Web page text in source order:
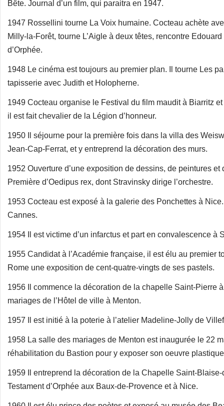
Bête. Journal d’un film, qui paraitra en 1947.
1947 Rossellini tourne La Voix humaine. Cocteau achète
Milly-la-Forêt, tourne L’Aigle à deux têtes, rencontre
d’Orphée.
1948 Le cinéma est toujours au premier plan. Il tourne Les
tapisserie avec Judith et Holopherne.
1949 Cocteau organise le Festival du film maudit à Biarritz
il est fait chevalier de la Légion d’honneur.
1950 Il séjourne pour la première fois dans la villa des
Jean-Cap-Ferrat, et y entreprend la décoration des murs.
1952 Ouverture d’une exposition de dessins, de peintures
Première d’Oedipus rex, dont Stravinsky dirige l’orchestre.
1953 Cocteau est exposé à la galerie des Ponchettes à
Cannes.
1954 Il est victime d’un infarctus et part en convalescence à
1955 Candidat à l’Académie française, il est élu au premier
Rome une exposition de cent-quatre-vingts de ses pastels.
1956 Il commence la décoration de la chapelle Saint-Pierre
mariages de l’Hôtel de ville à Menton.
1957 Il est initié à la poterie à l’atelier Madeline-Jolly de
1958 La salle des mariages de Menton est inaugurée le 22
réhabilitation du Bastion pour y exposer son oeuvre
1959 Il entreprend la décoration de la Chapelle Saint-
Testament d’Orphée aux Baux-de-Provence et à Nice.